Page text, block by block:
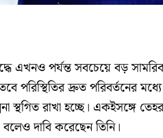
এখনও পর্যন্ত সবচেয়ে বড়
পরিস্থিতির দ্রুত পরিবর্তনের
রাখা হচ্ছে। একইসঙ্গে
দাবি করেছেন তিনি।